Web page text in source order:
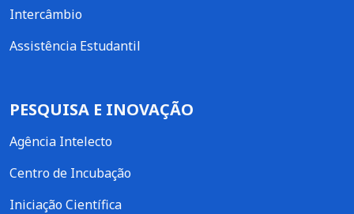
Intercâmbio
Assistência Estudantil
PESQUISA E INOVAÇÃO
Agência Intelecto
Centro de Incubação
Iniciação Científica